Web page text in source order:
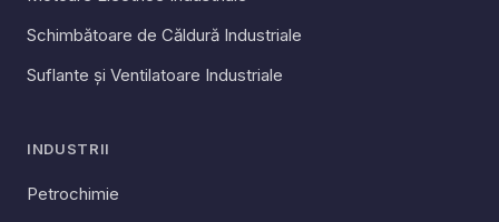
Schimbătoare de Căldură Industriale
Suflante și Ventilatoare Industriale
INDUSTRII
Petrochimie